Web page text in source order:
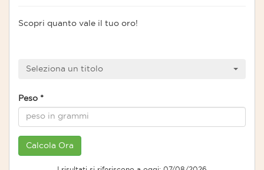
Scopri quanto vale il tuo oro!
Seleziona un titolo
Peso *